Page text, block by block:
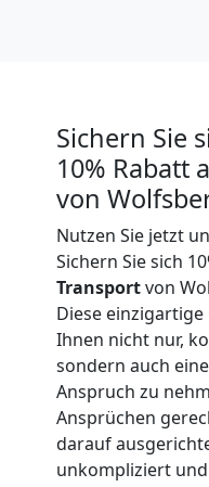
Sichern Sie
10% Rabatt
von
Nutzen Sie jetzt
Sichern Sie sich
Transportvon
Diese
Ihnen nicht nur,
sondern auch
Anspruch zu
Ansprüchen
darauf
unkompliziert
Wolfsberg
Wolfsberg
Tragehilfe
Wolfsberg